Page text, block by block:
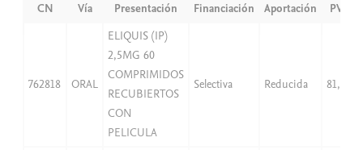
CN Vía Presentación Financiación Aportación PVP
762818 ORAL
ELIQUIS (IP)
2,5MG 60
COMPRIMIDOS
RECUBIERTOS
CON
PELICULA
Selectiva Reducida 81,96